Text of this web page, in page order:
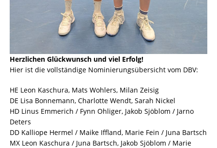
Herzlichen Glückwunsch und viel Erfolg!
Hier ist die vollständige Nominierungsübersicht vom DBV:
HE Leon Kaschura, Mats Wohlers, Milan Zeisig
DE Lisa Bonnemann, Charlotte Wendt, Sarah Nickel
HD Linus Emmerich / Fynn Ohliger, Jakob Sjöblom / Jarno
Deters
DD Kalliope Hermel / Maike Iffland, Marie Fein / Juna Bartsch
MX Leon Kaschura / Juna Bartsch, Jakob Sjöblom / Marie